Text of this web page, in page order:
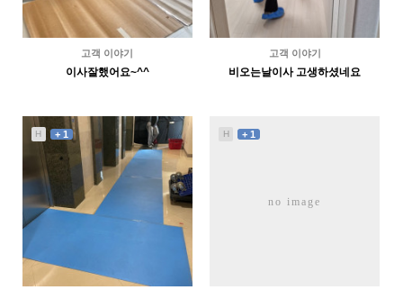
3161
07-14
이xx
고객 이야기
이사잘했어요~^^
고객 이야기
비오는날이사 고생하셨네요
H + 1 H + 1
no image